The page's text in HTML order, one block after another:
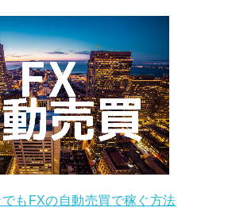
もFXの自動売買で稼ぐ方法